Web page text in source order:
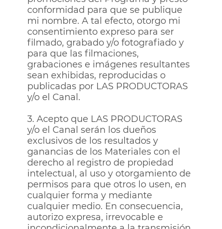
conformidad para que se publique
mi nombre. A tal efecto, otorgo mi
consentimiento expreso para ser
filmado, grabado y/o fotografiado y
para que las filmaciones,
grabaciones e imágenes resultantes
sean exhibidas, reproducidas o
publicadas por LAS PRODUCTORAS
y/o el Canal.
3. Acepto que LAS PRODUCTORAS
y/o el Canal serán los dueños
exclusivos de los resultados y
ganancias de los Materiales con el
derecho al registro de propiedad
intelectual, al uso y otorgamiento de
permisos para que otros lo usen, en
cualquier forma y mediante
cualquier medio. En consecuencia,
autorizo expresa, irrevocable e